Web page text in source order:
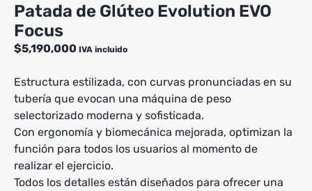
Patada de Glúteo Evolution EVO
Focus
$5,190,000 IVA incluido
Estructura estilizada, con curvas pronunciadas en su
tubería que evocan una máquina de peso
selectorizado moderna y sofisticada.
Con ergonomía y biomecánica mejorada, optimizan la
función para todos los usuarios al momento de
realizar el ejercicio.
Todos los detalles están diseñados para ofrecer una